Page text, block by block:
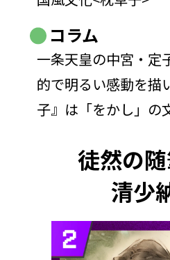
コラム
一条天皇の中宮・定
的で明るい感動を描
子』は「をかし」の
徒然の
清少